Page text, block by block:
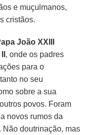
e muçulmanos,
cristãos.
João XXIII
, onde os padres
para o
no seu
sobre a sua
povos. Foram
novos rumos da
Não doutrinação, mas